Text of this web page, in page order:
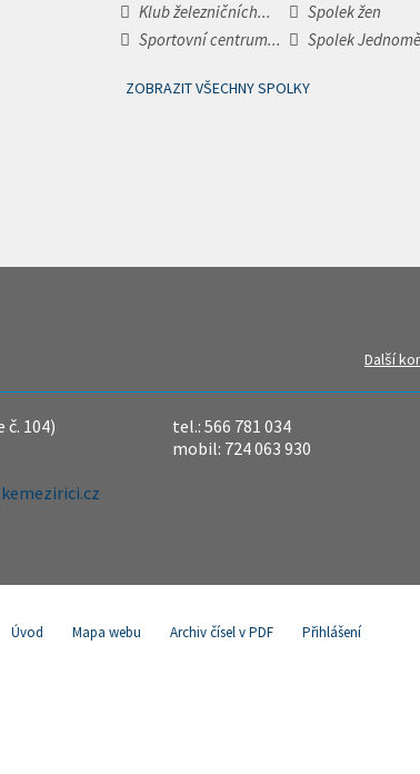
Klub železničních...
Spolek žen
Sportovní centrum...
Spolek
ZOBRAZIT VŠECHNY SPOLKY
Další
č. 104)
tel.: 566 781 034
mobil: 724 063 930
Úvod Mapa webu Archiv čísel v PDF Přihlášení